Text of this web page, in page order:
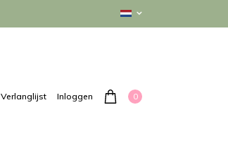
Verlanglijst Inloggen 0